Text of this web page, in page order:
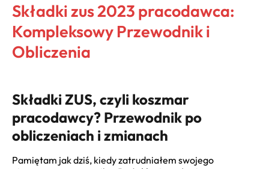
Składki zus 2023 pracodawca:
Kompleksowy Przewodnik i
Obliczenia
Składki ZUS, czyli koszmar
pracodawcy? Przewodnik po
obliczeniach i zmianach
Pamiętam jak dziś, kiedy zatrudniałem swojego